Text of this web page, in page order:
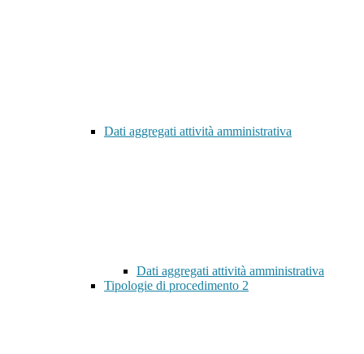
Dati aggregati attività amministrativa
Dati aggregati attività amministrativa
Tipologie di procedimento 2